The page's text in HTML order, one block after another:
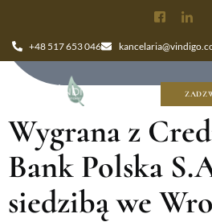
+48 517 653 046
Wygrana z
Bank Polska
siedzibą we